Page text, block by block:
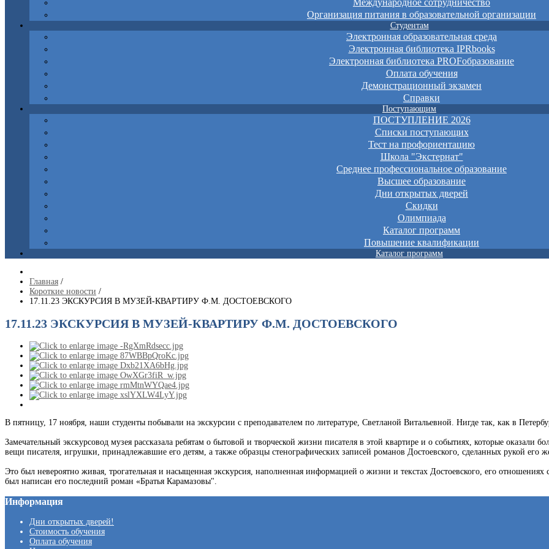
Организация питания в образовательной организации
Студентам
Электронная образовательная среда
Электронная библиотека IPRbooks
Электронная библиотека PROFобразование
Оплата обучения
Демонстрационный экзамен
Справки
Поступающим
ПОСТУПЛЕНИЕ 2026
Списки поступающих
Тест на профориентацию
Школа "Экстернат"
Среднее профессиональное образование
Высшее образование
Дни открытых дверей
Скидки
Олимпиада
Каталог программ
Повышение квалификации
Каталог программ
Главная /
Короткие новости /
17.11.23 ЭКСКУРСИЯ В МУЗЕЙ-КВАРТИРУ Ф.М. ДОСТОЕВСКОГО
17.11.23 ЭКСКУРСИЯ В МУЗЕЙ-КВАРТИРУ Ф.М. ДОСТОЕВСКОГО
В пятницу, 17 ноября, наши студенты побывали на экскурсии с преподавателем по литературе, Светланой Витальевной. Нигде так, как в
Замечательный экскурсовод музея рассказала ребятам о бытовой и творческой жизни писателя в этой квартире и о событиях, которые оказали
вещи писателя, игрушки, принадлежавшие его детям, а также образцы стенографических записей романов Достоевского, сделанных рукой
Это был невероятно живая, трогательная и насыщенная экскурсия, наполненная информацией о жизни и текстах Достоевского, его
был написан его последний роман «Братья Карамазовы".
Информация
Дни открытых дверей!
Стоимость обучения
Оплата обучения